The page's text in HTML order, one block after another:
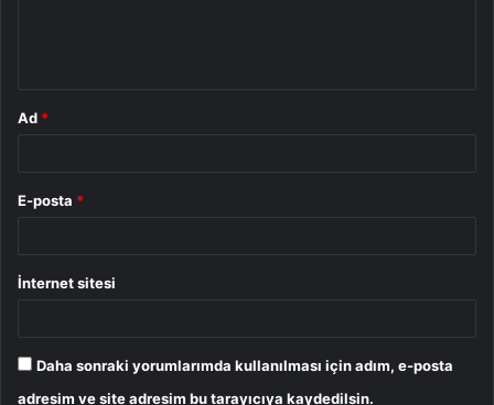
Ad *
E-posta *
İnternet sitesi
Daha sonraki yorumlarımda kullanılması için adım, e-posta
adresim ve site adresim bu tarayıcıya kaydedilsin.